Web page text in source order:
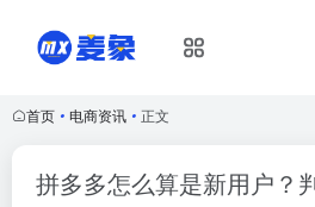
首页 • 电商资讯 • 正文
拼多多怎么算是新用户？